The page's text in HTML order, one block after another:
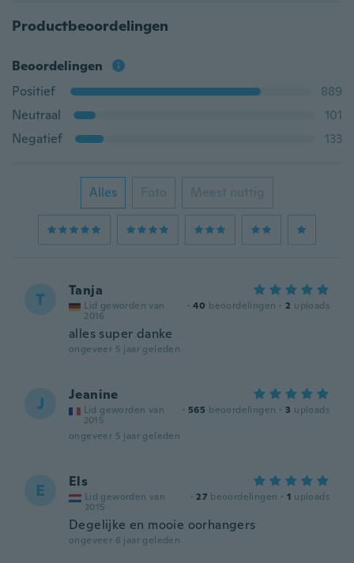
Productbeoordelingen
Beoordelingen
Positief
889
Neutraal
101
Negatief
133
Alles Foto Meest nuttig
T Tanja
Lid geworden van
2016
· 40 beoordelingen · 2 uploads
alles super danke
ongeveer 5 jaar geleden
J Jeanine
Lid geworden van
2015
· 565 beoordelingen · 3 uploads
ongeveer 5 jaar geleden
E Els
Lid geworden van
2015
· 27 beoordelingen · 1 uploads
Degelijke en mooie oorhangers
ongeveer 6 jaar geleden